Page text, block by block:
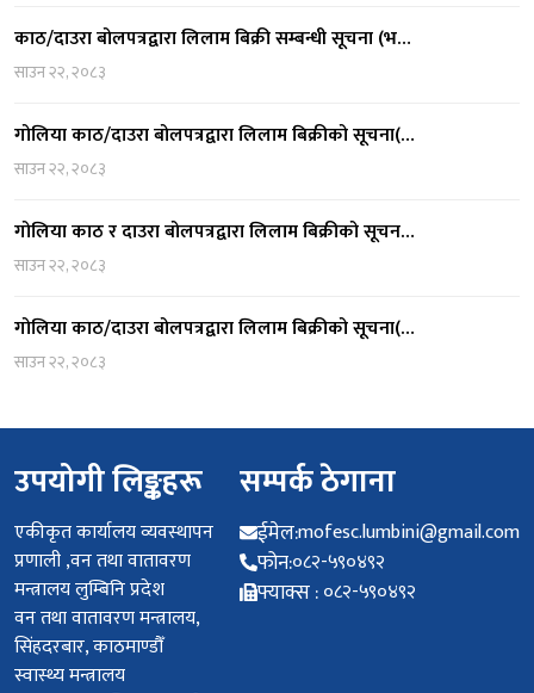
गोलिया काठ/दाउरा बोलपत्रद्वारा लिलाम बिक्रीको सूचना(…
साउन २२, २०८३
गोलिया काठ र दाउरा बोलपत्रद्वारा लिलाम बिक्रीको सूचन…
साउन २२, २०८३
गोलिया काठ/दाउरा बोलपत्रद्वारा लिलाम बिक्रीको सूचना(…
साउन २२, २०८३
प्रणाली ,वन तथा वातावरण
मन्त्रालय लुम्बिनि प्रदेश
वन तथा वातावरण मन्त्रालय,
सिंहदरबार, काठमाण्डौँ
स्वास्थ्य मन्त्रालय
महिला, बालबालिका तथा ज्येष्ठ
नागरिक मन्त्रालय
उर्जा, जलश्रोत तथा सिंचाई
फोन:०८२-५९०४९२